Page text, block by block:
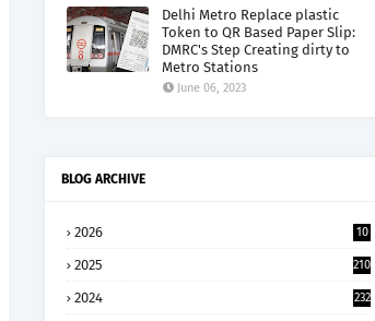
Delhi Metro Replace plastic
Token to QR Based Paper Slip:
DMRC's Step Creating dirty to
Metro Stations
June 06, 2023
BLOG ARCHIVE
2026
10
2025 210
2024 232